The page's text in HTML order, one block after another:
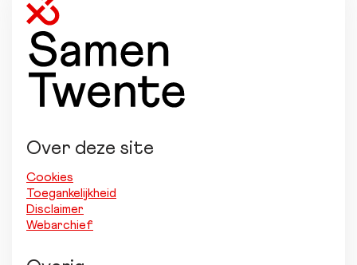
Over deze site
Cookies
Toegankelijkheid
Disclaimer
Webarchief